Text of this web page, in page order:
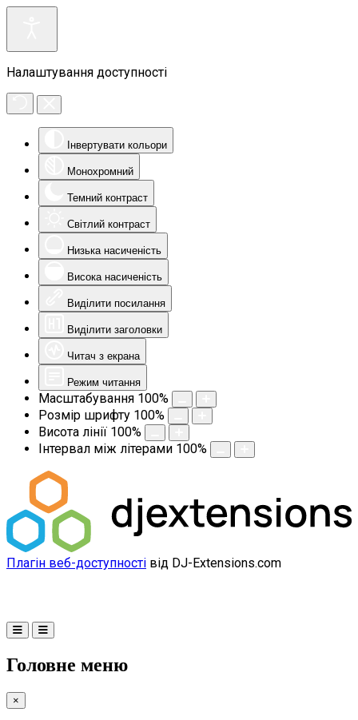
Налаштування доступності
Інвертувати кольори
Монохромний
Темний контраст
Світлий контраст
Низька насиченість
Висока насиченість
Виділити посилання
Виділити заголовки
Читач з екрана
Режим читання
Масштабування 100%
Розмір шрифту 100%
Висота лінії 100%
Інтервал між літерами 100%
Плагін веб-доступності від DJ-Extensions.com
Головне меню
×